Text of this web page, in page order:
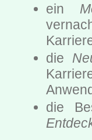
ein
die
die